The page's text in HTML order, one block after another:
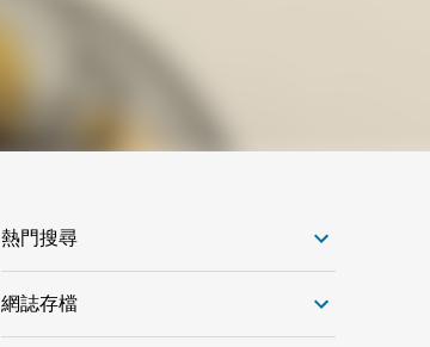
熱門搜尋
網誌存檔